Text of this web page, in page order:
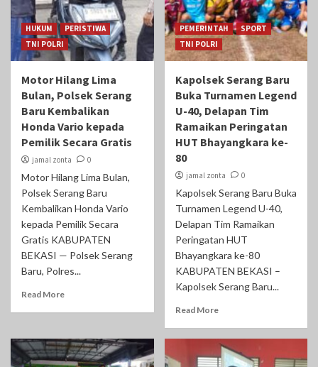
HUKUM
PERISTIWA
TNI POLRI
Motor Hilang Lima
Bulan, Polsek Serang
Baru Kembalikan
Honda Vario kepada
Pemilik Secara Gratis
jamal zonta 0
Motor Hilang Lima Bulan,
Polsek Serang Baru
Kembalikan Honda Vario
kepada Pemilik Secara
Gratis KABUPATEN
BEKASI — Polsek Serang
Baru, Polres...
Read More
PEMERINTAH
SPORT
TNI POLRI
Kapolsek Serang Baru
Buka Turnamen Legend
U-40, Delapan Tim
Ramaikan Peringatan
HUT Bhayangkara ke-
80
jamal zonta 0
Kapolsek Serang Baru Buka
Turnamen Legend U-40,
Delapan Tim Ramaikan
Peringatan HUT
Bhayangkara ke-80
KABUPATEN BEKASI –
Kapolsek Serang Baru...
Read More